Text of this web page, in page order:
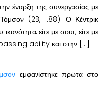
έναρξη της συνεργασίας με
(28, 1.88). Ο Κέντρικ
ικανότητα, είτε με σουτ, είτε με
passing ability και στην […]
εμφανίστηκε πρώτα στο